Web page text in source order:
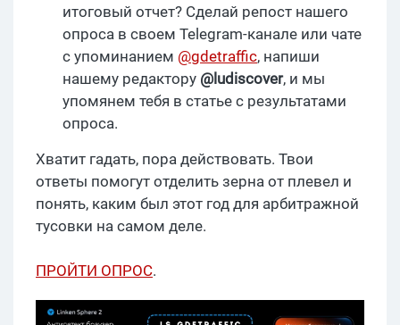
итоговый отчет? Сделай репост нашего
опроса в своем Telegram-канале или чате
с упоминанием @gdetraffic, напиши
нашему редактору @ludiscover, и мы
упомянем тебя в статье с результатами
опроса.
Хватит гадать, пора действовать. Твои
ответы помогут отделить зерна от плевел и
понять, каким был этот год для арбитражной
тусовки на самом деле.
ПРОЙТИ ОПРОС.